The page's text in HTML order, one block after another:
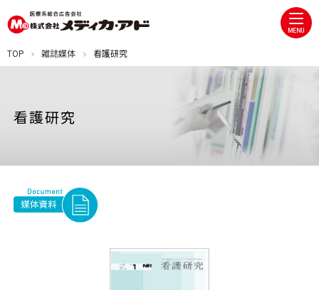
MENU
TOP 雑誌媒体 看護研究
看護研究